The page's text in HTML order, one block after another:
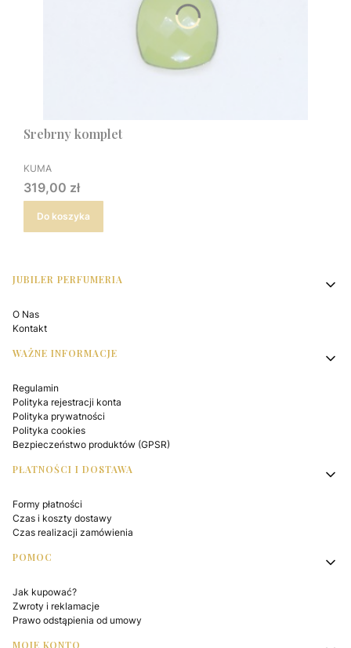
Srebrny komplet
PRODUCENT
KUMA
Cena
319,00 zł
Do koszyka
Linki w stopce
JUBILER PERFUMERIA
O Nas
Kontakt
WAŻNE INFORMACJE
Regulamin
Polityka rejestracji konta
Polityka prywatności
Polityka cookies
Bezpieczeństwo produktów (GPSR)
PŁATNOŚCI I DOSTAWA
Formy płatności
Czas i koszty dostawy
Czas realizacji zamówienia
POMOC
Jak kupować?
Zwroty i reklamacje
Prawo odstąpienia od umowy
MOJE KONTO